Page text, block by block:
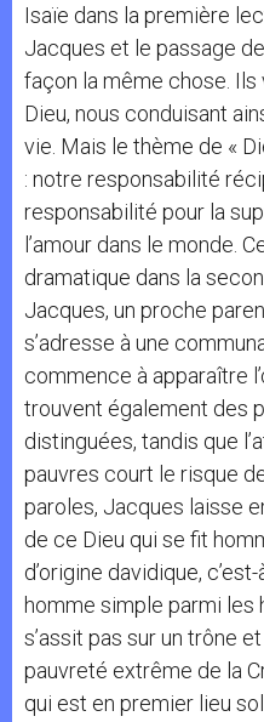
Isaïe dans la première
Jacques et le passage
façon la même chose.
Dieu, nous conduisant
vie. Mais le thème de «
: notre responsabilité
responsabilité pour la
l’amour dans le monde.
dramatique dans la
Jacques, un proche
s’adresse à une
commence à apparaître
trouvent également des
distinguées, tandis que
pauvres court le risque
paroles, Jacques laisse
de ce Dieu qui se fit
d’origine davidique,
homme simple parmi les
s’assit pas sur un trône
pauvreté extrême de la
qui est en premier lieu